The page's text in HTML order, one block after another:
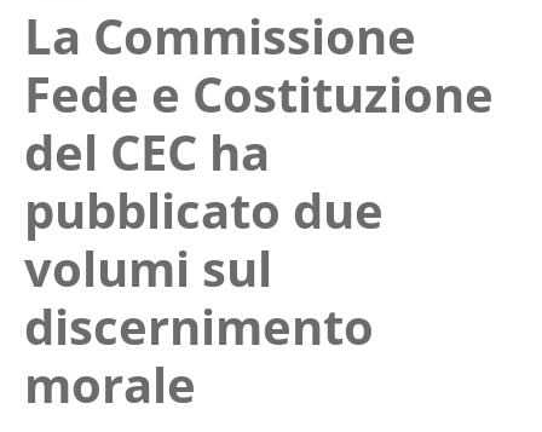
La Commissione
Fede e Costituzione
del CEC ha
pubblicato due
volumi sul
discernimento
morale